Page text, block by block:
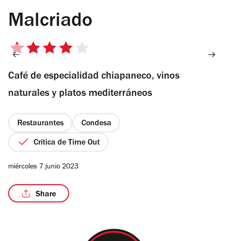
Malcriado
4
5
estrellas
Café de especialidad chiapaneco, vinos
naturales y platos mediterráneos
Restaurantes Condesa
Crítica de Time Out
miércoles 7 junio 2023
Share